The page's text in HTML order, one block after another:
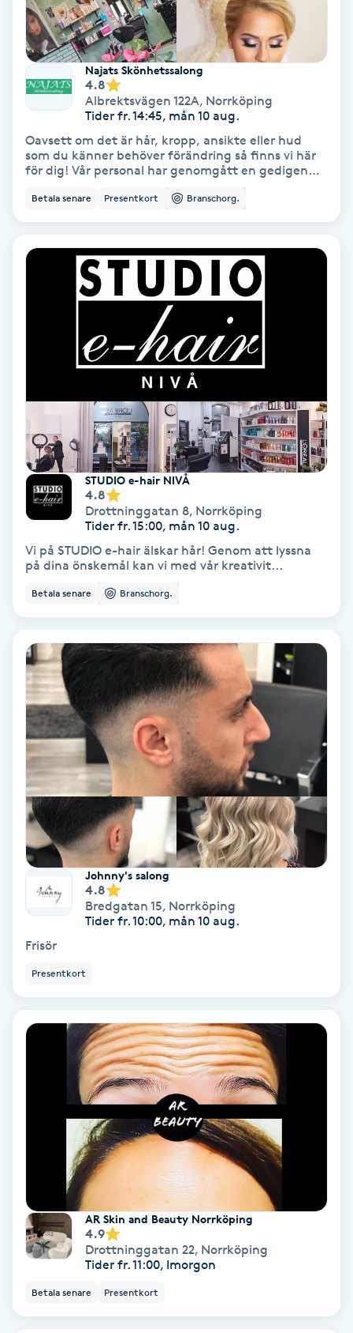
IR-massage
Japansk massage
K18
Kemisk peeling
Keratinbehandling
Kiropraktik
Klangmassage
Klippning
Klippning & Slingor
Koppningsmassage
Kosmetisk tatuering
Kostrådgivning
Kroppsinpackning
Kroppspeeling
Käkledsbehandling
Kärlbehandling
Laserbehandling
Lashlift Keratin
LED-ljusterapi
LPG-behandling
LPG-massage
Luggklippning
Najats Skönhetssalong
4.8
Albrektsvägen 122A, Norrköping
Tider fr. 14:45, mån 10 aug.
Oavsett om det är hår, kropp, ansikte eller hud
som du känner behöver förändring så finns vi här
för dig! Vår personal har genomgått en gedigen
hand om era behov på ett tryggt och säkert sätt.
permanent hårborttagning med mera. Varmt
välkomna in till vår familjära skönhetssalong för en
kostnadsfri konsultation! Bästa hälsningar, Najats
Skönhetssalong.
Betala senare Presentkort Branschorg.
STUDIO e-hair NIVÅ
4.8
Drottninggatan 8, Norrköping
Tider fr. 15:00, mån 10 aug.
Vi på STUDIO e-hair älskar hår! Genom att lyssna
på dina önskemål kan vi med vår kreativit...
Betala senare Branschorg.
Johnny's salong
4.8
Bredgatan 15, Norrköping
Tider fr. 10:00, mån 10 aug.
Frisör
Presentkort
AR Skin and Beauty Norrköping
4.9
Drottninggatan 22, Norrköping
Tider fr. 11:00, Imorgon
Betala senare Presentkort